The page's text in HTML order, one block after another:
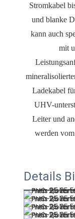
Stromkabel
und blanke
kann auch
mit
Ladekabel
UHV-
Leiter und
werden
Details